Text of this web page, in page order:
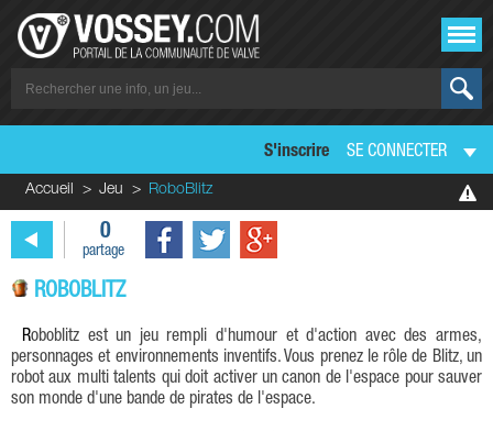
S'inscrire SE CONNECTER
Accueil Jeu RoboBlitz
0
partage
ROBOBLITZ
Roboblitz est un jeu rempli d'humour et d'action avec des armes,
personnages et environnements inventifs. Vous prenez le rôle de Blitz, un
robot aux multi talents qui doit activer un canon de l'espace pour sauver
son monde d'une bande de pirates de l'espace.